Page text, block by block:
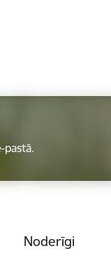
pastā.
Noderīgi